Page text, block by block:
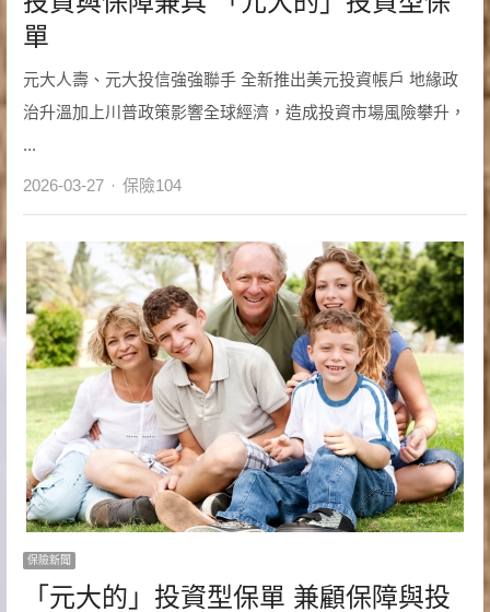
單
元大人壽、元大投信強強聯手 全新推出美元投資帳戶 地緣政
治升溫加上川普政策影響全球經濟，造成投資市場風險攀升，
...
2026-03-27 Author
保險104
保險新聞
「元大的」投資型保單 兼顧保障與投